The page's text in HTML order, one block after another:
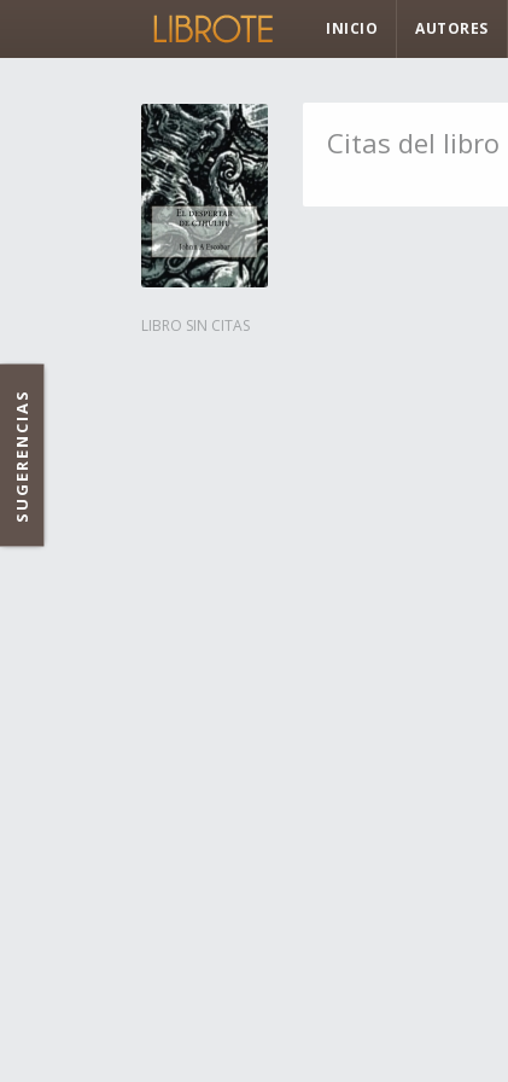
INICIO AUTORES
Citas del libro
LIBRO SIN CITAS
SUGERENCIAS